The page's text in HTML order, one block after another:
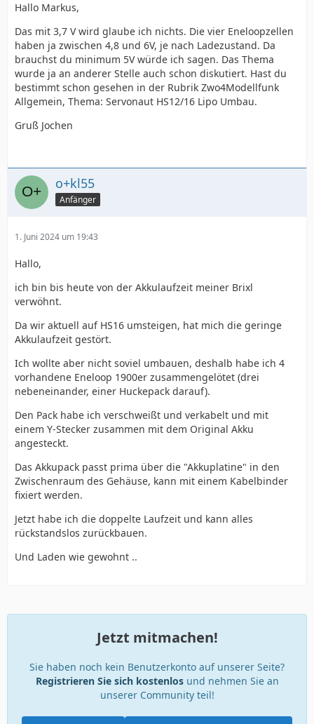
Hallo Markus,
Das mit 3,7 V wird glaube ich nichts. Die vier Eneloopzellen
haben ja zwischen 4,8 und 6V, je nach Ladezustand. Da
brauchst du minimum 5V würde ich sagen. Das Thema
wurde ja an anderer Stelle auch schon diskutiert. Hast du
bestimmt schon gesehen in der Rubrik Zwo4Modellfunk
Allgemein, Thema: Servonaut HS12/16 Lipo Umbau.
Gruß Jochen
o+kl55
Anfänger
1. Juni 2024 um 19:43
Hallo,
ich bin bis heute von der Akkulaufzeit meiner Brixl
verwöhnt.
Da wir aktuell auf HS16 umsteigen, hat mich die geringe
Akkulaufzeit gestört.
Ich wollte aber nicht soviel umbauen, deshalb habe ich 4
vorhandene Eneloop 1900er zusammengelötet (drei
nebeneinander, einer Huckepack darauf).
Den Pack habe ich verschweißt und verkabelt und mit
einem Y-Stecker zusammen mit dem Original Akku
angesteckt.
Das Akkupack passt prima über die "Akkuplatine" in den
Zwischenraum des Gehäuse, kann mit einem Kabelbinder
fixiert werden.
Jetzt habe ich die doppelte Laufzeit und kann alles
rückstandslos zurückbauen.
Und Laden wie gewohnt ..
Jetzt mitmachen!
Sie haben noch kein Benutzerkonto auf unserer Seite?
Registrieren Sie sich kostenlosund nehmen Sie an
unserer Community teil!